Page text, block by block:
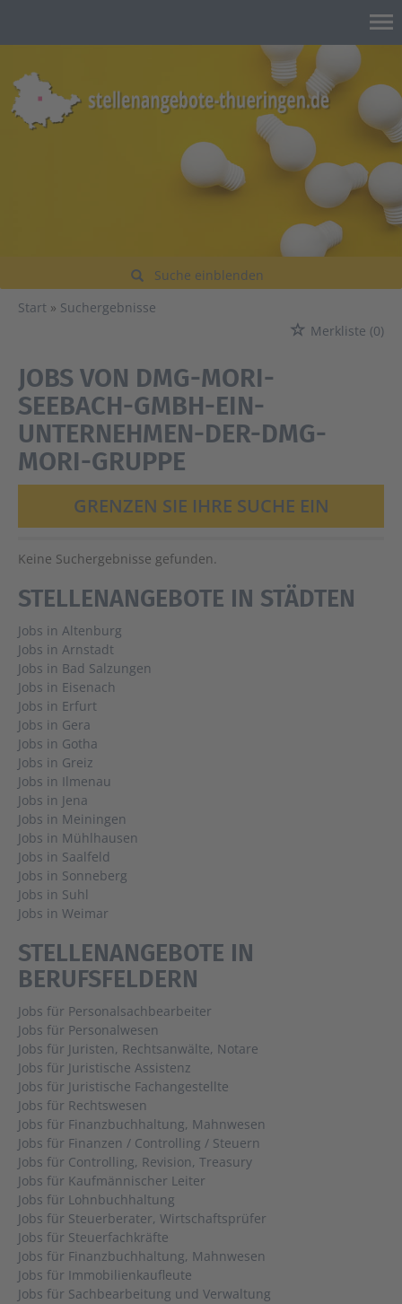
Suche einblenden
Start
Suchergebnisse
Merkliste (0)
JOBS VON DMG-MORI-
SEEBACH-GMBH-EIN-
UNTERNEHMEN-DER-DMG-
MORI-GRUPPE
GRENZEN SIE IHRE SUCHE EIN
Keine Suchergebnisse gefunden.
STELLENANGEBOTE IN STÄDTEN
Jobs in Altenburg
Jobs in Arnstadt
Jobs in Bad Salzungen
Jobs in Eisenach
Jobs in Erfurt
Jobs in Gera
Jobs in Gotha
Jobs in Greiz
Jobs in Ilmenau
Jobs in Jena
Jobs in Meiningen
Jobs in Mühlhausen
Jobs in Saalfeld
Jobs in Sonneberg
Jobs in Suhl
Jobs in Weimar
STELLENANGEBOTE IN
BERUFSFELDERN
Jobs für Personalsachbearbeiter
Jobs für Personalwesen
Jobs für Juristen, Rechtsanwälte, Notare
Jobs für Juristische Assistenz
Jobs für Juristische Fachangestellte
Jobs für Rechtswesen
Jobs für Finanzbuchhaltung, Mahnwesen
Jobs für Finanzen / Controlling / Steuern
Jobs für Controlling, Revision, Treasury
Jobs für Kaufmännischer Leiter
Jobs für Lohnbuchhaltung
Jobs für Steuerberater, Wirtschaftsprüfer
Jobs für Steuerfachkräfte
Jobs für Finanzbuchhaltung, Mahnwesen
Jobs für Immobilienkaufleute
Jobs für Sachbearbeitung und Verwaltung